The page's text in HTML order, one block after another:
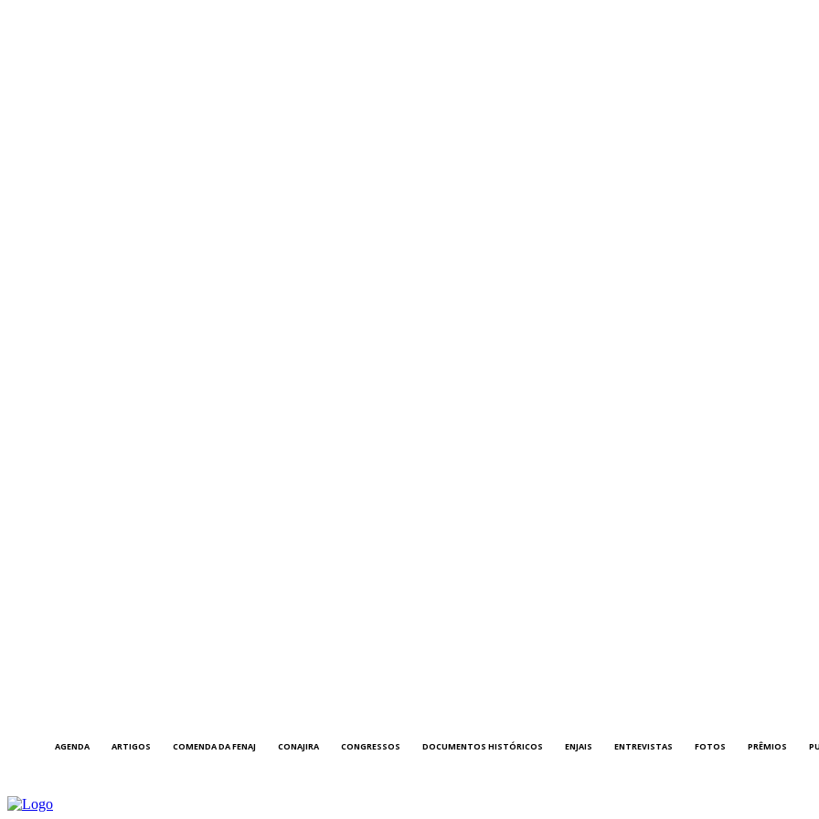
AGENDA ARTIGOS COMENDA DA FENAJ CONAJIRA CONGRESSOS DOCUMENTOS HISTÓRICOS ENJAIS ENTREVISTAS FOTOS PRÊMIOS